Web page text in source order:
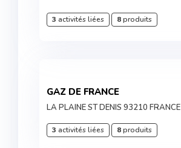
3 activités liées 8produits
GAZ DE FRANCE
LA PLAINE ST DENIS 93210 FRANCE
3 activités liées 8produits